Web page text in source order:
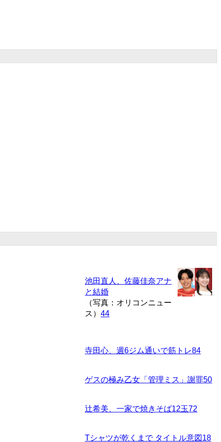
池田直人、佐藤佳奈アナ
と結婚
（写真：オリコンニュー
ス） 44
寺田心、週6ジム通いで筋トレ84
ゲスの極み乙女「管理ミス」謝罪50
辻希美、一家で焼きそば12玉72
Tシャツが乾くまで タイトル意図 18